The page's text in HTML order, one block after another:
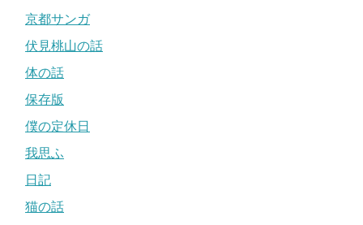
京都サンガ
伏見桃山の話
体の話
保存版
僕の定休日
我思ふ
日記
猫の話